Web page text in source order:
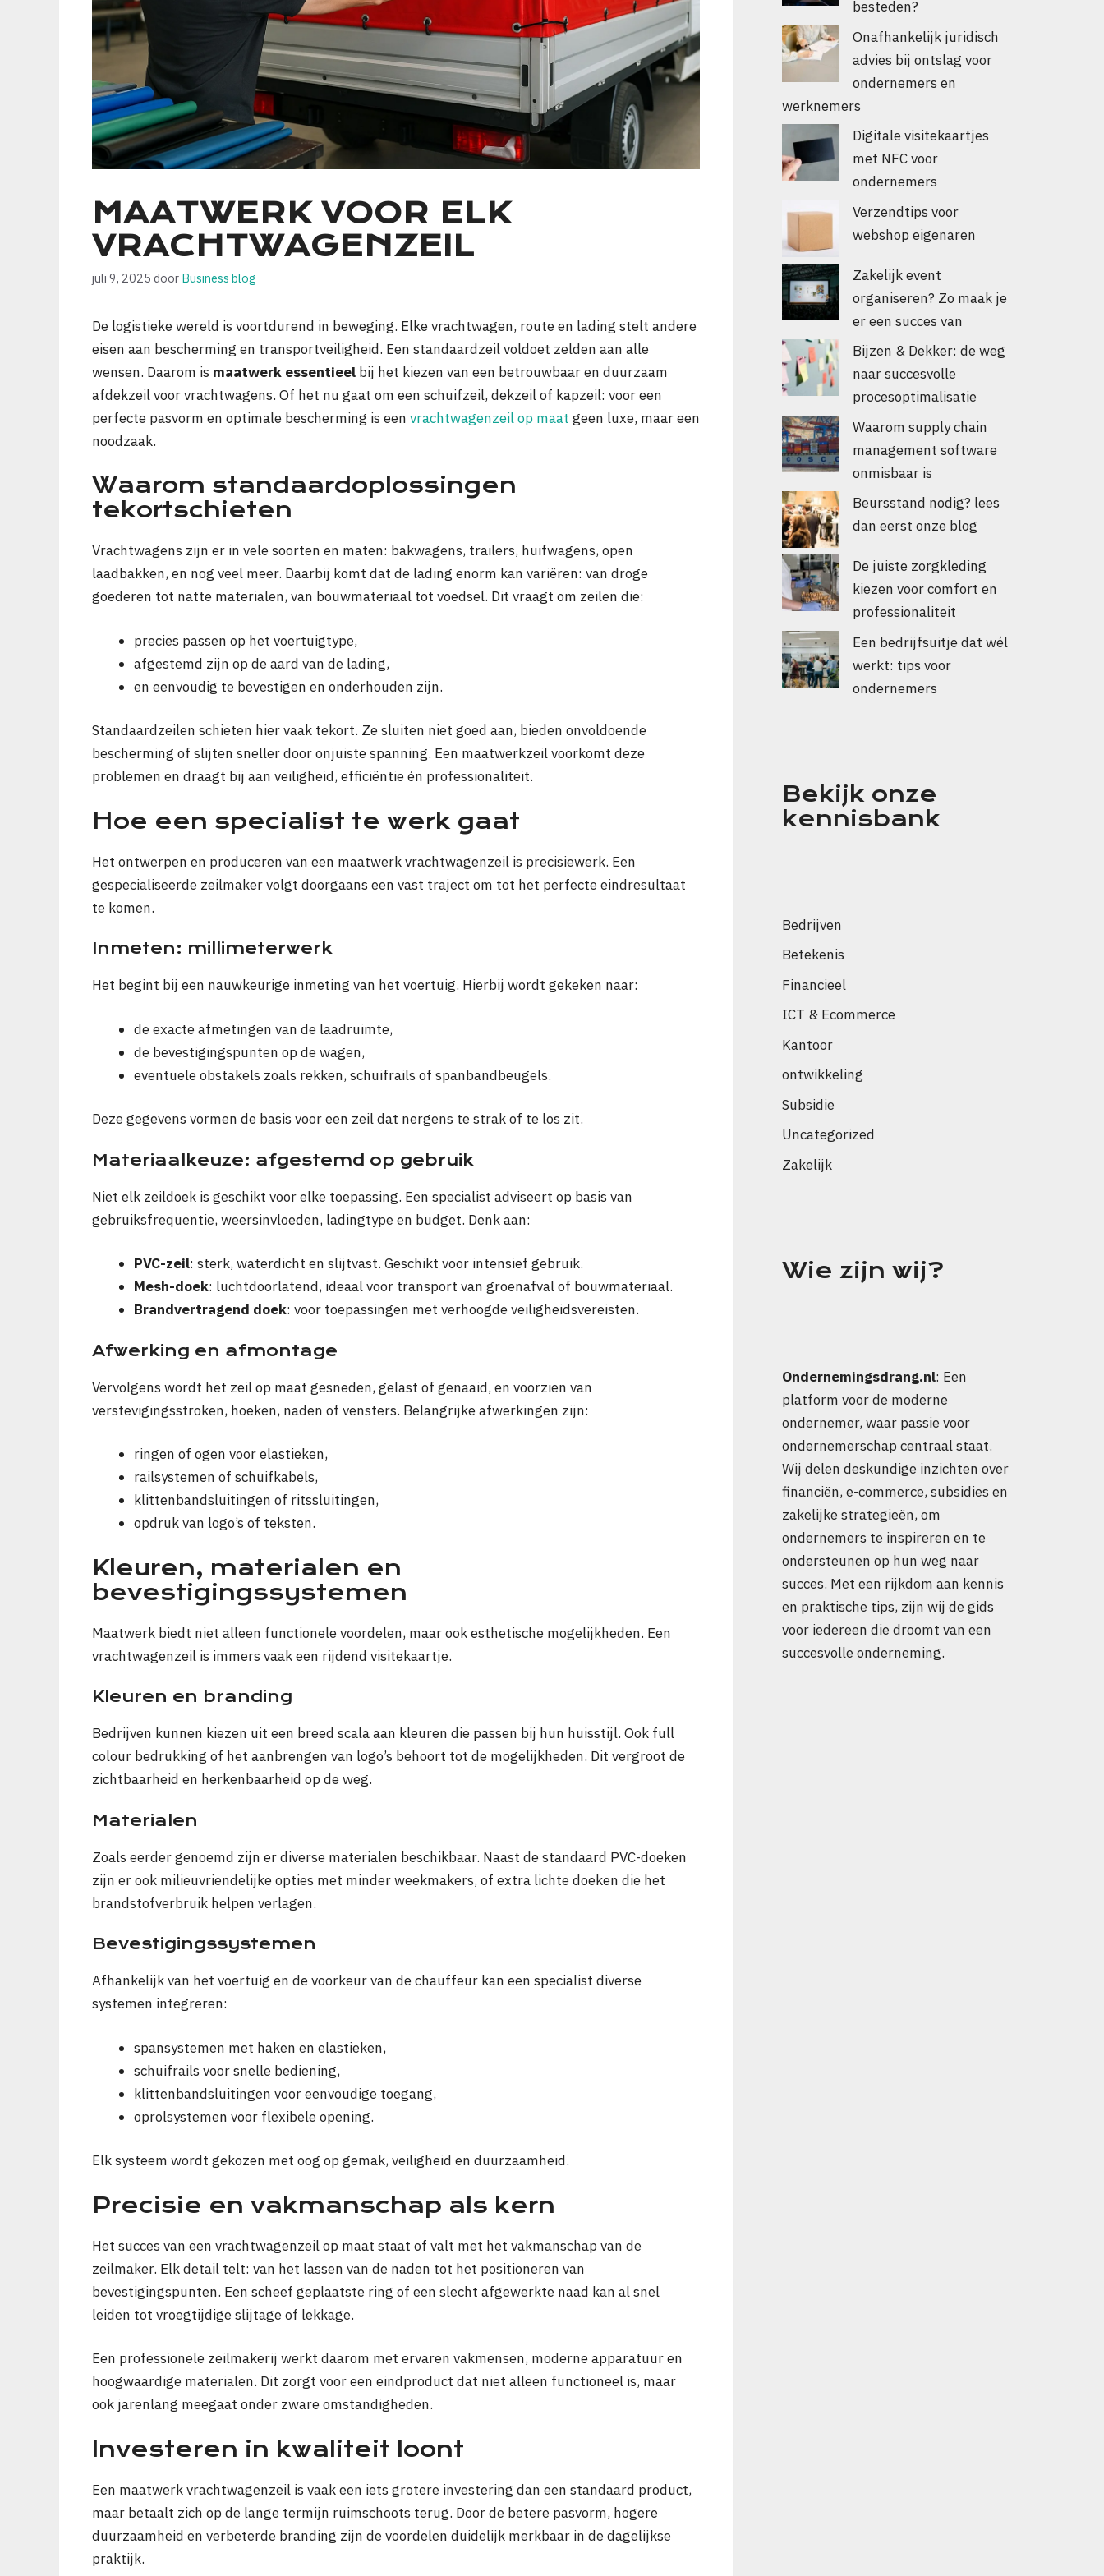
MAATWERK VOOR ELK
VRACHTWAGENZEIL
juli 9, 2025 door Business blog
De logistieke wereld is voortdurend in beweging. Elke vrachtwagen, route en lading stelt andere
eisen aan bescherming en transportveiligheid. Een standaardzeil voldoet zelden aan alle
wensen. Daarom is maatwerk essentieel bij het kiezen van een betrouwbaar en duurzaam
afdekzeil voor vrachtwagens. Of het nu gaat om een schuifzeil, dekzeil of kapzeil: voor een
perfecte pasvorm en optimale bescherming is een vrachtwagenzeil op maat geen luxe, maar een
noodzaak.
Waarom standaardoplossingen
tekortschieten
Vrachtwagens zijn er in vele soorten en maten: bakwagens, trailers, huifwagens, open
laadbakken, en nog veel meer. Daarbij komt dat de lading enorm kan variëren: van droge
goederen tot natte materialen, van bouwmateriaal tot voedsel. Dit vraagt om zeilen die:
precies passen op het voertuigtype,
afgestemd zijn op de aard van de lading,
en eenvoudig te bevestigen en onderhouden zijn.
Standaardzeilen schieten hier vaak tekort. Ze sluiten niet goed aan, bieden onvoldoende
bescherming of slijten sneller door onjuiste spanning. Een maatwerkzeil voorkomt deze
problemen en draagt bij aan veiligheid, efficiëntie én professionaliteit.
Hoe een specialist te werk gaat
Het ontwerpen en produceren van een maatwerk vrachtwagenzeil is precisiewerk. Een
gespecialiseerde zeilmaker volgt doorgaans een vast traject om tot het perfecte eindresultaat
te komen.
Inmeten: millimeterwerk
Het begint bij een nauwkeurige inmeting van het voertuig. Hierbij wordt gekeken naar:
de exacte afmetingen van de laadruimte,
de bevestigingspunten op de wagen,
eventuele obstakels zoals rekken, schuifrails of spanbandbeugels.
Deze gegevens vormen de basis voor een zeil dat nergens te strak of te los zit.
Materiaalkeuze: afgestemd op gebruik
Niet elk zeildoek is geschikt voor elke toepassing. Een specialist adviseert op basis van
gebruiksfrequentie, weersinvloeden, ladingtype en budget. Denk aan:
PVC-zeil: sterk, waterdicht en slijtvast. Geschikt voor intensief gebruik.
Mesh-doek: luchtdoorlatend, ideaal voor transport van groenafval of bouwmateriaal.
Brandvertragend doek: voor toepassingen met verhoogde veiligheidsvereisten.
Afwerking en afmontage
Vervolgens wordt het zeil op maat gesneden, gelast of genaaid, en voorzien van
verstevigingsstroken, hoeken, naden of vensters. Belangrijke afwerkingen zijn:
ringen of ogen voor elastieken,
railsystemen of schuifkabels,
klittenbandsluitingen of ritssluitingen,
opdruk van logo’s of teksten.
Kleuren, materialen en
bevestigingssystemen
Maatwerk biedt niet alleen functionele voordelen, maar ook esthetische mogelijkheden. Een
vrachtwagenzeil is immers vaak een rijdend visitekaartje.
Kleuren en branding
Bedrijven kunnen kiezen uit een breed scala aan kleuren die passen bij hun huisstijl. Ook full
colour bedrukking of het aanbrengen van logo’s behoort tot de mogelijkheden. Dit vergroot de
zichtbaarheid en herkenbaarheid op de weg.
Materialen
Zoals eerder genoemd zijn er diverse materialen beschikbaar. Naast de standaard PVC-doeken
zijn er ook milieuvriendelijke opties met minder weekmakers, of extra lichte doeken die het
brandstofverbruik helpen verlagen.
Bevestigingssystemen
Afhankelijk van het voertuig en de voorkeur van de chauffeur kan een specialist diverse
systemen integreren:
spansystemen met haken en elastieken,
schuifrails voor snelle bediening,
klittenbandsluitingen voor eenvoudige toegang,
oprolsystemen voor flexibele opening.
Elk systeem wordt gekozen met oog op gemak, veiligheid en duurzaamheid.
Precisie en vakmanschap als kern
Het succes van een vrachtwagenzeil op maat staat of valt met het vakmanschap van de
zeilmaker. Elk detail telt: van het lassen van de naden tot het positioneren van
bevestigingspunten. Een scheef geplaatste ring of een slecht afgewerkte naad kan al snel
leiden tot vroegtijdige slijtage of lekkage.
Een professionele zeilmakerij werkt daarom met ervaren vakmensen, moderne apparatuur en
hoogwaardige materialen. Dit zorgt voor een eindproduct dat niet alleen functioneel is, maar
ook jarenlang meegaat onder zware omstandigheden.
Investeren in kwaliteit loont
Een maatwerk vrachtwagenzeil is vaak een iets grotere investering dan een standaard product,
maar betaalt zich op de lange termijn ruimschoots terug. Door de betere pasvorm, hogere
duurzaamheid en verbeterde branding zijn de voordelen duidelijk merkbaar in de dagelijkse
praktijk.
besteden?
Onafhankelijk juridisch
advies bij ontslag voor
ondernemers en
werknemers
Digitale visitekaartjes
met NFC voor
ondernemers
Verzendtips voor
webshop eigenaren
Zakelijk event
organiseren? Zo maak je
er een succes van
Bijzen & Dekker: de weg
naar succesvolle
procesoptimalisatie
Waarom supply chain
management software
onmisbaar is
Beursstand nodig? lees
dan eerst onze blog
De juiste zorgkleding
kiezen voor comfort en
professionaliteit
Een bedrijfsuitje dat wél
werkt: tips voor
ondernemers
Bekijk onze
kennisbank
Bedrijven
Betekenis
Financieel
ICT & Ecommerce
Kantoor
ontwikkeling
Subsidie
Uncategorized
Zakelijk
Wie zijn wij?
Ondernemingsdrang.nl: Een
platform voor de moderne
ondernemer, waar passie voor
ondernemerschap centraal staat.
Wij delen deskundige inzichten over
financiën, e-commerce, subsidies en
zakelijke strategieën, om
ondernemers te inspireren en te
ondersteunen op hun weg naar
succes. Met een rijkdom aan kennis
en praktische tips, zijn wij de gids
voor iedereen die droomt van een
succesvolle onderneming.